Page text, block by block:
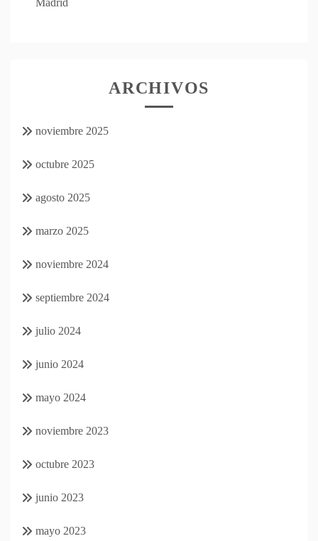
ARCHIVOS
noviembre 2025
octubre 2025
agosto 2025
marzo 2025
noviembre 2024
septiembre 2024
julio 2024
junio 2024
mayo 2024
noviembre 2023
octubre 2023
junio 2023
mayo 2023